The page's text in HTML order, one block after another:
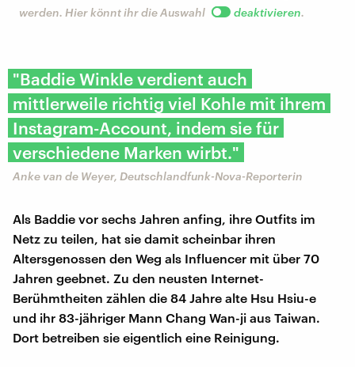
werden. Hier könnt ihr die Auswahl
deaktivieren.
"Baddie Winkle verdient auch
mittlerweile richtig viel Kohle mit ihrem
Instagram-Account, indem sie für
verschiedene Marken wirbt."
Anke van de Weyer, Deutschlandfunk-Nova-Reporterin
Als Baddie vor sechs Jahren anfing, ihre Outfits im
Netz zu teilen, hat sie damit scheinbar ihren
Altersgenossen den Weg als Influencer mit über 70
Jahren geebnet. Zu den neusten Internet-
Berühmtheiten zählen die 84 Jahre alte Hsu Hsiu-e
und ihr 83-jähriger Mann Chang Wan-ji aus Taiwan.
Dort betreiben sie eigentlich eine Reinigung.